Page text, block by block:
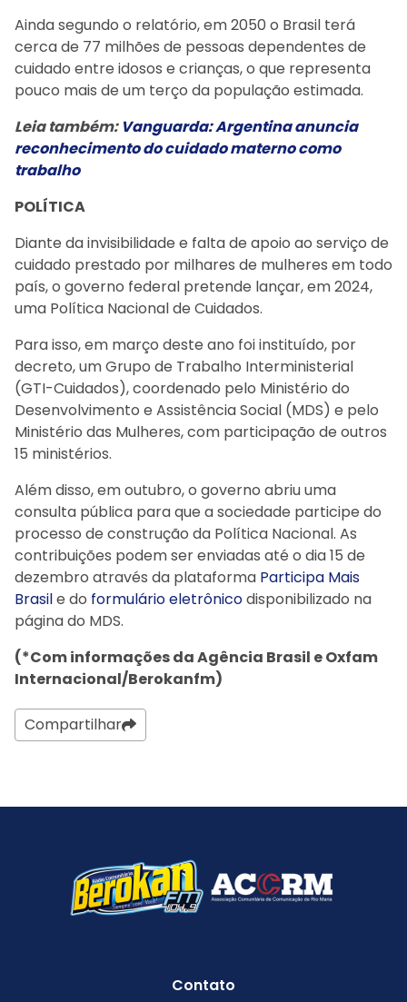
Ainda segundo o relatório, em 2050 o Brasil terá
cerca de 77 milhões de pessoas dependentes de
cuidado entre idosos e crianças, o que representa
pouco mais de um terço da população estimada.
Leia também: Vanguarda: Argentina anuncia
reconhecimento do cuidado materno como
trabalho
POLÍTICA
Diante da invisibilidade e falta de apoio ao serviço de
cuidado prestado por milhares de mulheres em todo
país, o governo federal pretende lançar, em 2024,
uma Política Nacional de Cuidados.
Para isso, em março deste ano foi instituído, por
decreto, um Grupo de Trabalho Interministerial
(GTI-Cuidados), coordenado pelo Ministério do
Desenvolvimento e Assistência Social (MDS) e pelo
Ministério das Mulheres, com participação de outros
15 ministérios.
Além disso, em outubro, o governo abriu uma
consulta pública para que a sociedade participe do
processo de construção da Política Nacional. As
contribuições podem ser enviadas até o dia 15 de
dezembro através da plataforma Participa Mais
Brasile do formulário eletrônicodisponibilizado na
página do MDS.
(*Com informações da Agência Brasil e Oxfam
Internacional/Berokanfm)
Compartilhar
Contato